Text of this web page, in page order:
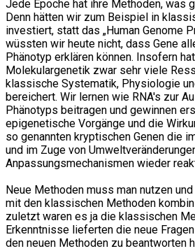
Jede Epoche hat ihre Methoden, was
Denn hätten wir zum Beispiel in
investiert, statt das „Human Genome
wüssten wir heute nicht, dass Gene
Phänotyp erklären können. Insofern
Molekulargenetik zwar sehr viele
klassische Systematik, Physiologie
bereichert. Wir lernen wie RNA's zur
Phänotyps beitragen und gewinnen
epigenetische Vorgänge und die
so genannten kryptischen Genen die
und im Zuge von
Anpassungsmechanismen wieder
Neue Methoden muss man nutzen
mit den klassischen Methoden
zuletzt waren es ja die klassischen
Erkenntnisse lieferten die neue
den neuen Methoden zu beantworten